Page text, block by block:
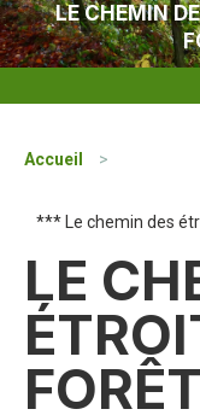
LE CHEMIN
Accueil >
*** Le chemin des
LE